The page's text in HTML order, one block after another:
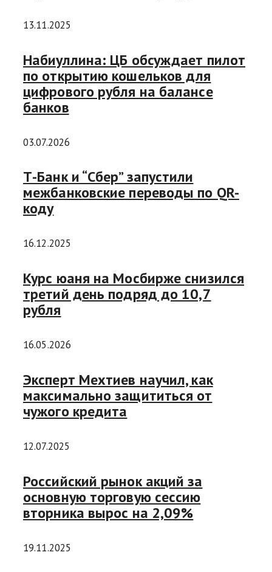
13.11.2025
Набиуллина: ЦБ обсуждает пилот
по открытию кошельков для
цифрового рубля на балансе
банков
03.07.2026
Т-Банк и “Сбер” запустили
межбанковские переводы по QR-
коду
16.12.2025
Курс юаня на Мосбирже снизился
третий день подряд до 10,7
рубля
16.05.2026
Эксперт Мехтиев научил, как
максимально защититься от
чужого кредита
12.07.2025
Российский рынок акций за
основную торговую сессию
вторника вырос на 2,09%
19.11.2025